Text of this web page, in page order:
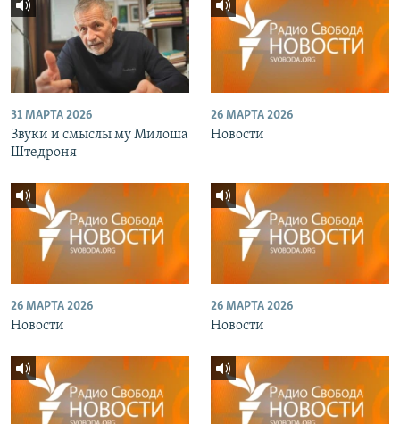
31 МАРТА 2026
Звуки и смыслы му Милоша
Штедроня
26 МАРТА 2026
Новости
26 МАРТА 2026
Новости
26 МАРТА 2026
Новости